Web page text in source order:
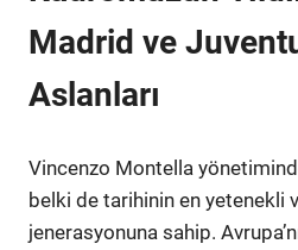
Madrid ve
Aslanları
Vincenzo Montella
belki de tarihinin en yetenekli
jenerasyonuna sahip.